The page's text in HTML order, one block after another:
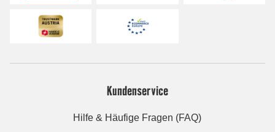
Kundenservice
Hilfe & Häufige Fragen (FAQ)